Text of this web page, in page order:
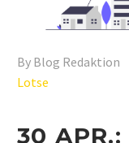
By Blog Redaktion
Lotse
30 APR.: